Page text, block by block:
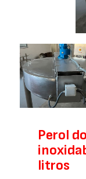
Perol
litros